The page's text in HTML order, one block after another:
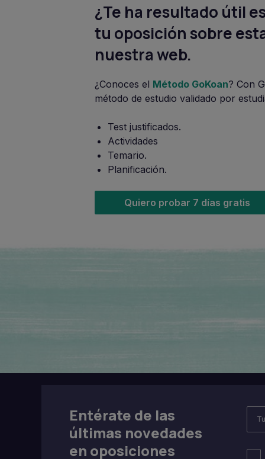
¿Te ha resultado útil
tu oposición sobre
nuestra web.
¿Conoces el Método GoKoan? Con
método de estudio validado por
Test justificados.
Actividades
Temario.
Planificación.
Quiero probar 7 días gratis
Entérate de las
últimas novedades
en oposiciones